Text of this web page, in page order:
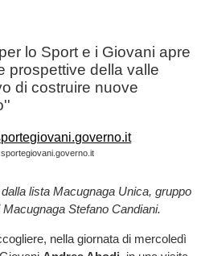
lo Sport e i Giovani apre
prospettive della valle
di costruire nuove
lista Macugnaga Unica, gruppo
Stefano Candiani.
nella giornata di mercoledì